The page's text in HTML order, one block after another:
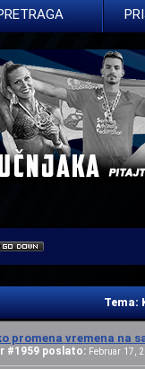
Tema:
promena vremena na
#1959 poslato: Februar 17,